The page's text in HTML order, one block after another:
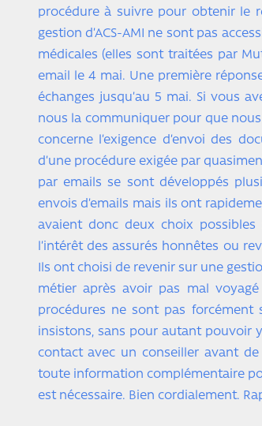
procédure à suivre pour obtenir le
gestion d’ACS-AMI ne sont pas
médicales (elles sont traitées par
email le 4 mai. Une première
échanges jusqu’au 5 mai. Si vous
nous la communiquer pour que
concerne l’exigence d’envoi des
d’une procédure exigée par
par emails se sont développés
envois d’emails mais ils ont
avaient donc deux choix
l’intérêt des assurés honnêtes ou
Ils ont choisi de revenir sur une
métier après avoir pas mal
procédures ne sont pas forcément
insistons, sans pour autant pouvoir
contact avec un conseiller avant
toute information complémentaire
est nécessaire. Bien cordialement.